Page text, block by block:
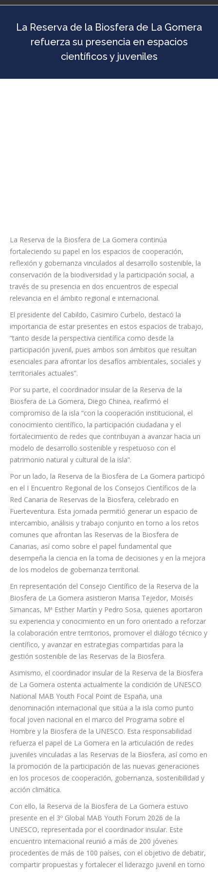
La Reserva de la Biosfera de La Gomera
refuerza su presencia en espacios
científicos y juveniles
La Reserva de la Biosfera de La Gomera continúa
fortaleciendo su papel en los espacios de cooperación,
reflexión y gobernanza vinculados al desarrollo sostenible, la
conservación de la biodiversidad y la participación social, a
través de su presencia en dos encuentros de especial
relevancia en el ámbito regional e internacional.
El presidente del Cabildo, Casimiro Curbelo, destacó la
importancia de estar presentes en estos espacios de trabajo,
“tanto desde la perspectiva científica como desde la
participación juvenil, pues ambos son ámbitos que resultan
esenciales para afrontar los desafíos ambientales, sociales y
territoriales actuales”.
Por su parte, el coordinador insular de la Reserva de la
Biosfera de La Gomera, Diego Chinea, reafirmó el
compromiso de la isla “con la cooperación institucional, el
conocimiento científico, la participación ciudadana y el
fortalecimiento de redes que contribuyan a avanzar hacia un
modelo de desarrollo sostenible y respetuoso con el
patrimonio natural y cultural de la isla”.
Por un lado, la Reserva de la Biosfera de La Gomera participó
en el I Encuentro Regional de los Consejos Científicos de la
Red Canaria de Reservas de la Biosfera, celebrado en
Fuerteventura. Esta jornada permitió generar un espacio de
intercambio, análisis y trabajo conjunto en torno a los retos
comunes que afrontan las Reservas de la Biosfera de
Canarias, así como sobre el papel fundamental que
desempeña la ciencia en la toma de decisiones y en la mejora
de los modelos de gobernanza territorial.
En representación del Consejo Científico de la Reserva de la
Biosfera de La Gomera asistieron Marisa Tejedor, Moisés
Simancas, Mª Esther Martín y Pedro Sosa, quienes aportaron
su experiencia y conocimiento en un foro orientado a reforzar
la colaboración entre territorios, promover el diálogo técnico y
científico, y avanzar en estrategias compartidas para la
gestión sostenible de las Reservas de la Biosfera.
Asimismo, el coordinador insular de la Reserva de la Biosfera
de La Gomera ostenta actualmente la condición de UNESCO
National MAB Youth Focal Point de España, una
denominación internacional que sitúa a la isla como punto
focal joven nacional en el marco del Programa sobre el
Hombre y la Biosfera de la UNESCO. Esta responsabilidad
refuerza el papel de La Gomera en la articulación de redes
juveniles vinculadas a las Reservas de la Biosfera, así como en
la promoción de la participación de las nuevas generaciones
en los procesos de cooperación, gobernanza, sostenibilidad y
acción climática.
Con ello, la Reserva de la Biosfera de La Gomera estuvo
presente en el 3º Global MAB Youth Forum 2026 de la
UNESCO, representada por el coordinador insular. Este
encuentro internacional reunió a más de 200 jóvenes